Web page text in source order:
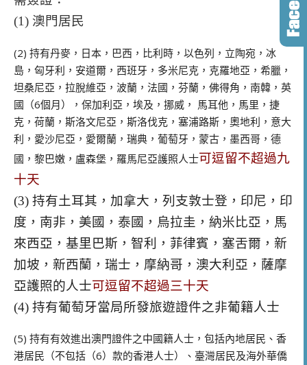
(1) 澳門居民
(2) 持有丹麥，日本，巴西，比利時，以色列，立陶宛，冰
島，匈牙利，安道爾，西班牙，多米尼克，克羅地亞，希臘，
坦桑尼亞，拉脫維亞，波蘭，法國，芬蘭，佛得角，南韓，英
國（6個月），保加利亞，埃及，挪威， 馬耳他，馬里，捷
克，荷蘭，斯洛文尼亞，斯洛伐克，塞浦路斯，奧地利，意大
利，愛沙尼亞，愛爾蘭，瑞典，葡萄牙，蒙古，墨西哥，德
國，黎巴嫩，盧森堡，羅馬尼亞護照人士可逗留不超過九
十天
(3) 持有土耳其，加拿大，列支敦士登，印尼，印
度，南非，美國，泰國，烏拉圭，納米比亞，馬
來西亞，基里巴斯，智利，菲律賓，塞舌爾，新
加坡，新西蘭，瑞士，摩納哥，澳大利亞，薩摩
亞護照的人士可逗留不超過三十天
(4) 持有葡萄牙當局所發旅遊證件之非葡籍人士
(5) 持有有效進出澳門證件之中國籍人士，包括內地居民、香
港居民（不包括（6）款的香港人士）、臺灣居民及海外華僑